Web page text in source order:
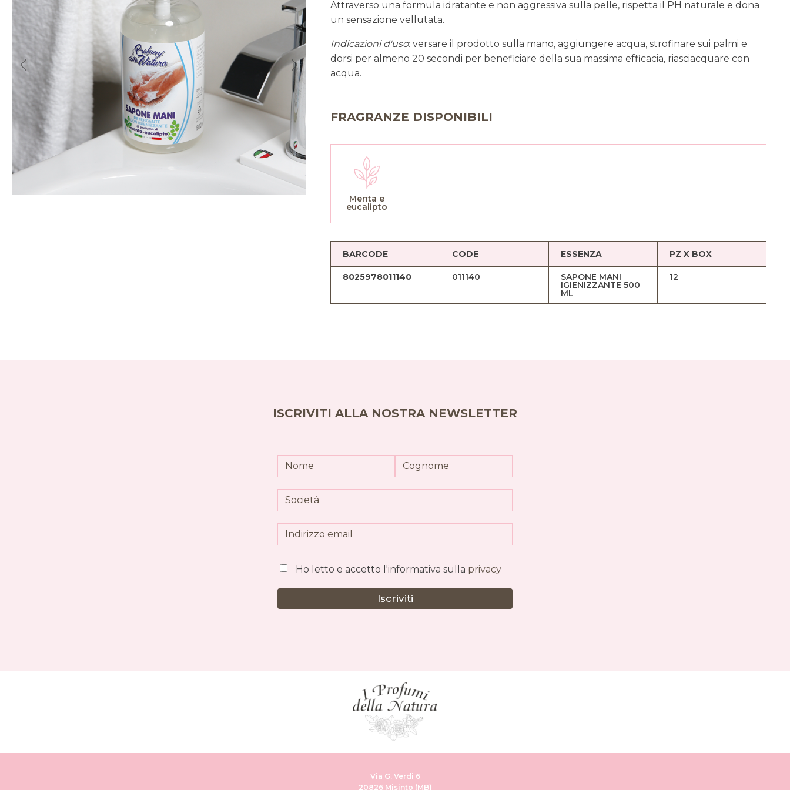
Attraverso una formula idratante e non aggressiva sulla pelle, rispetta il PH naturale e dona
un sensazione vellutata.
Indicazioni d'uso: versare il prodotto sulla mano, aggiungere acqua, strofinare sui palmi e
dorsi per almeno 20 secondi per beneficiare della sua massima efficacia, riasciacquare con
acqua.
FRAGRANZE DISPONIBILI
Menta e
eucalipto
BARCODE CODE ESSENZA PZ X BOX
8025978011140 011140 SAPONE MANI
IGIENIZZANTE 500
ML
12
ISCRIVITI ALLA NOSTRA NEWSLETTER
Ho letto e accetto l'informativa sulla privacy
Iscriviti
Via G. Verdi 6
20826 Misinto (MB)